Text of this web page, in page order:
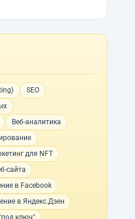
SEO
Веб-аналитика
для NFT
сайта
в Facebook
в Яндекс.Дзен
ключ"